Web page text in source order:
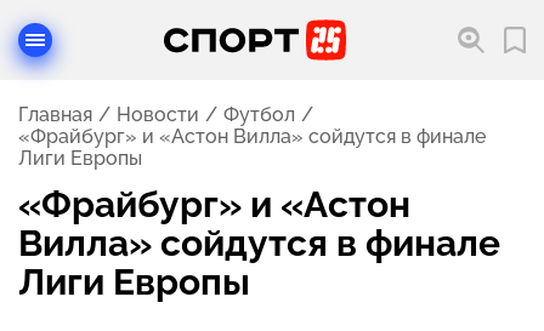
Главная Новости
Футбол
«Фрайбург» и «Астон Вилла» сойдутся в финале
Лиги Европы
«Фрайбург» и «Астон
Вилла» сойдутся в финале
Лиги Европы